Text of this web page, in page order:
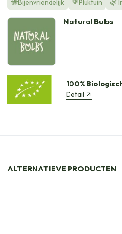
🐝Bijenvriendelijk 💐Pluktuin 🌿
Natural Bulbs
100%
Detail
ALTERNATIEVE PRODUCTEN